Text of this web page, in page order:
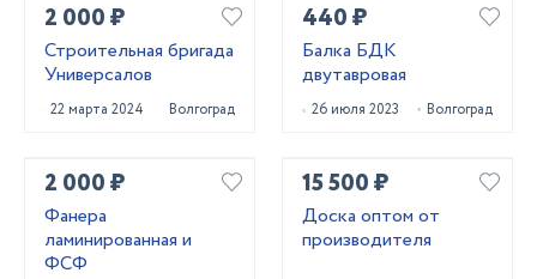
2 000 ₽
Строительная бригада
Универсалов
22 марта 2024 Волгоград
440 ₽
Балка БДК
двутавровая
26 июля 2023 Волгоград
2 000 ₽
Фанера
ламинированная и
ФСФ
15 500 ₽
Доска оптом от
производителя